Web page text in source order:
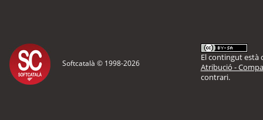
Softcatalà © 1998-2026
El contingut està
Atribució -
contrari.